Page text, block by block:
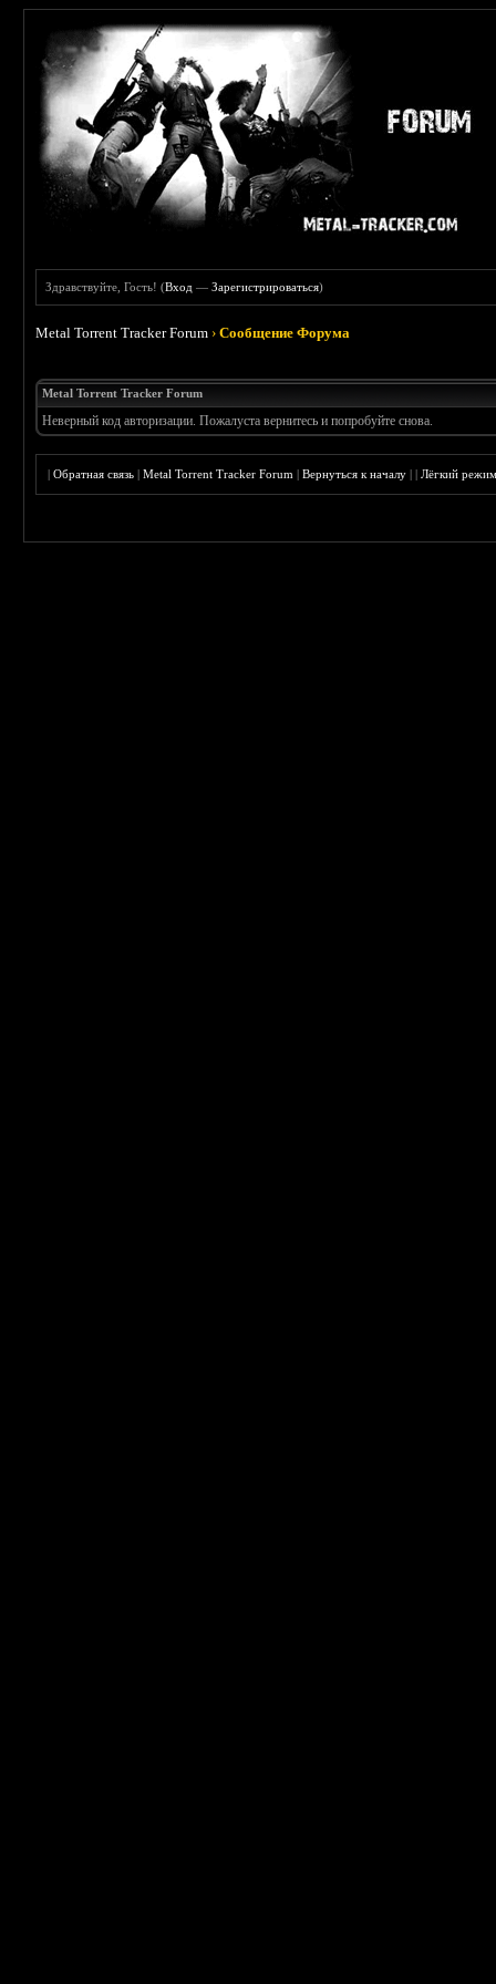
Здравствуйте, Гость! (Вход —Зарегистрироваться)
Metal Torrent Tracker Forum ›Сообщение Форума
Metal Torrent Tracker Forum
Неверный код авторизации. Пожалуста вернитесь и попробуйте снова.
|Обратная связь |Metal Torrent Tracker Forum |Вернуться к началу ||Лёгкий